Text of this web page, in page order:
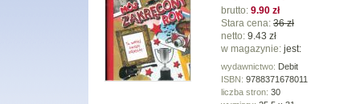
brutto: 9.90 zł
Stara cena: 36 zł
netto: 9.43 zł
w magazynie: jest:
wydawnictwo: Debit
ISBN: 9788371678011
liczba stron: 30